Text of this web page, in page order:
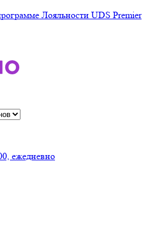
Лояльности UDS Premier
ежедневно